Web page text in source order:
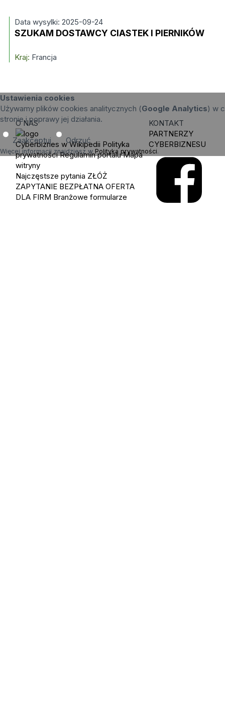
Data wysylki: 2025-09-24
SZUKAM DOSTAWCY CIASTEK I PIERNIKÓW
Kraj: Francja
Ustawienia cookies
Używamy plików cookies analitycznych (Google Analytics) w
stronie i poprawy jej działania.
Zaakceptuj Odrzuć
Więcej informacji znajdziesz w Polityka prywatności.
O NAS
Cyberbiznes w Wikipedii Polityka
prywatności Regulamin portalu Mapa
witryny
Najczęstsze pytania ZŁÓŻ
ZAPYTANIE BEZPŁATNA OFERTA
DLA FIRM Branżowe formularze
KONTAKT
PARTNERZY
CYBERBIZNESU